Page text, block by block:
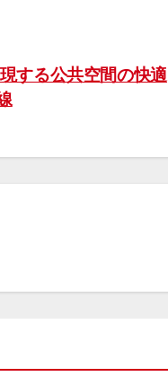
する公共空間の快適